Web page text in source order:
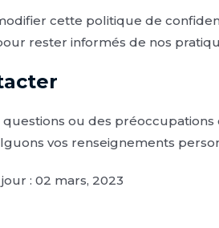
cette politique de
rester informés de nos
questions ou des
vos renseignements
: 02 mars, 2023